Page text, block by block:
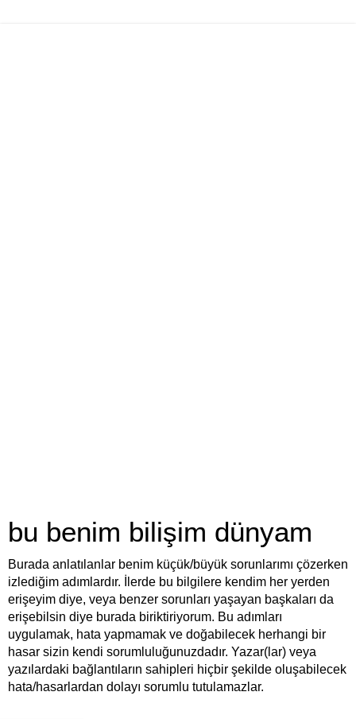
bu benim bilişim dünyam
Burada anlatılanlar benim küçük/büyük sorunlarımı çözerken
izlediğim adımlardır. İlerde bu bilgilere kendim her yerden
erişeyim diye, veya benzer sorunları yaşayan başkaları da
erişebilsin diye burada biriktiriyorum. Bu adımları
uygulamak, hata yapmamak ve doğabilecek herhangi bir
hasar sizin kendi sorumluluğunuzdadır. Yazar(lar) veya
yazılardaki bağlantıların sahipleri hiçbir şekilde oluşabilecek
hata/hasarlardan dolayı sorumlu tutulamazlar.